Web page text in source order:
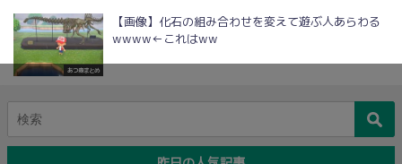
あつ森まとめ
【画像】化石の組み合わせを変えて遊ぶ人あらわる
wwww←これはww